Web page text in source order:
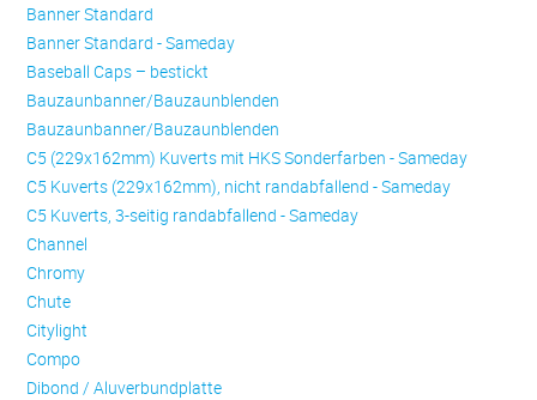
Banner Standard
Banner Standard - Sameday
Baseball Caps – bestickt
Bauzaunbanner/Bauzaunblenden
Bauzaunbanner/Bauzaunblenden
C5 (229x162mm) Kuverts mit HKS Sonderfarben - Sameday
C5 Kuverts (229x162mm), nicht randabfallend - Sameday
C5 Kuverts, 3-seitig randabfallend - Sameday
Channel
Chromy
Chute
Citylight
Compo
Dibond / Aluverbundplatte